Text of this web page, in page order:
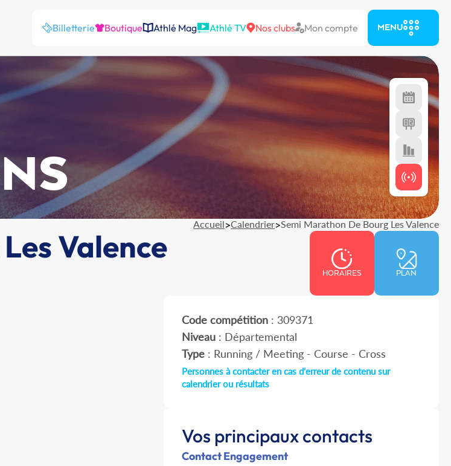
Billetterie Boutique Athlé Mag Athlé TV Nos clubs Mon compte MENU
Accueil>Calendrier>Semi Marathon De Bourg Les Valence
Valence
HORAIRES PLAN
Code compétition: 309371
Niveau: Départemental
Type: Running / Meeting - Course - Cross
Personnes à contacter en cas d'erreur de contenu sur
calendrier ou résultats
Vos principaux contacts
Contact Engagement